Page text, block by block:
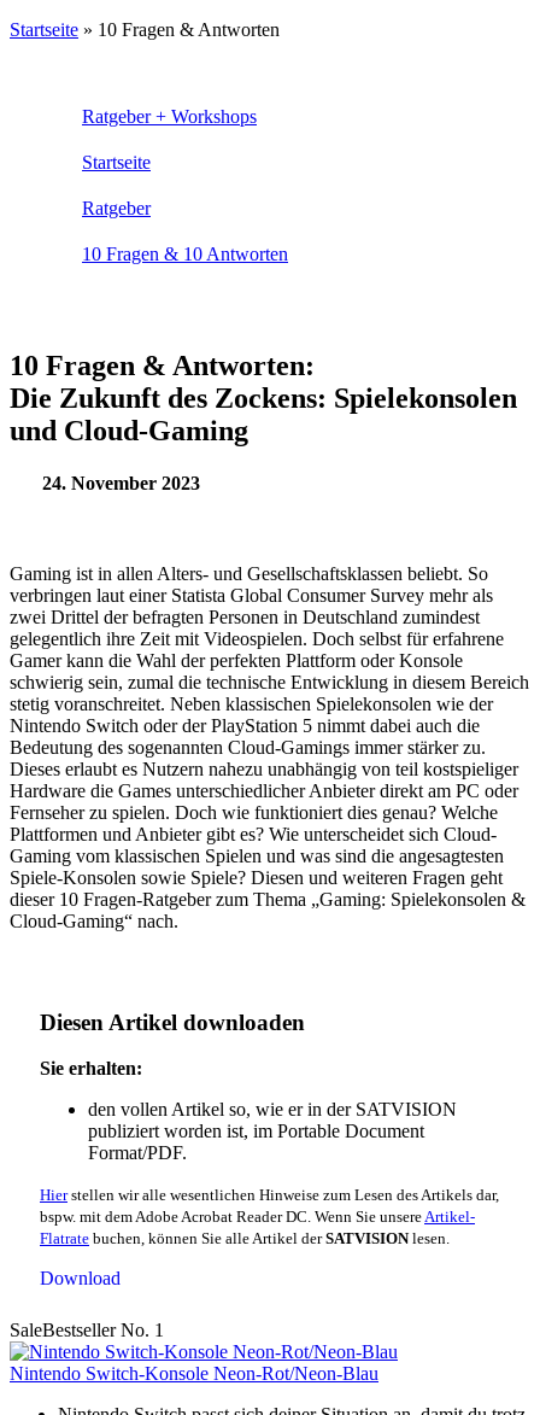
Startseite » 10 Fragen & Antworten
Ratgeber + Workshops
Startseite
Ratgeber
10 Fragen & 10 Antworten
10 Fragen & Antworten:
Die Zukunft des Zockens: Spielekonsolen
und Cloud-Gaming
24. November 2023
Gaming ist in allen Alters- und Gesellschaftsklassen beliebt. So
verbringen laut einer Statista Global Consumer Survey mehr als
zwei Drittel der befragten Personen in Deutschland zumindest
gelegentlich ihre Zeit mit Videospielen. Doch selbst für erfahrene
Gamer kann die Wahl der perfekten Plattform oder Konsole
schwierig sein, zumal die technische Entwicklung in diesem Bereich
stetig voranschreitet. Neben klassischen Spielekonsolen wie der
Nintendo Switch oder der PlayStation 5 nimmt dabei auch die
Bedeutung des sogenannten Cloud-Gamings immer stärker zu.
Dieses erlaubt es Nutzern nahezu unabhängig von teil kostspieliger
Hardware die Games unterschiedlicher Anbieter direkt am PC oder
Fernseher zu spielen. Doch wie funktioniert dies genau? Welche
Plattformen und Anbieter gibt es? Wie unterscheidet sich Cloud-
Gaming vom klassischen Spielen und was sind die angesagtesten
Spiele-Konsolen sowie Spiele? Diesen und weiteren Fragen geht
dieser 10 Fragen-Ratgeber zum Thema „Gaming: Spielekonsolen &
Cloud-Gaming“ nach.
Diesen Artikel downloaden
Sie erhalten:
den vollen Artikel so, wie er in der SATVISION
publiziert worden ist, im Portable Document
Format/PDF.
Hierstellen wir alle wesentlichen Hinweise zum Lesen des Artikels dar,
bspw. mit dem Adobe Acrobat Reader DC. Wenn Sie unsereArtikel-
Flatrate buchen, können Sie alle Artikel derSATVISIONlesen.
Download
SaleBestseller No. 1
Nintendo Switch-Konsole Neon-Rot/Neon-Blau